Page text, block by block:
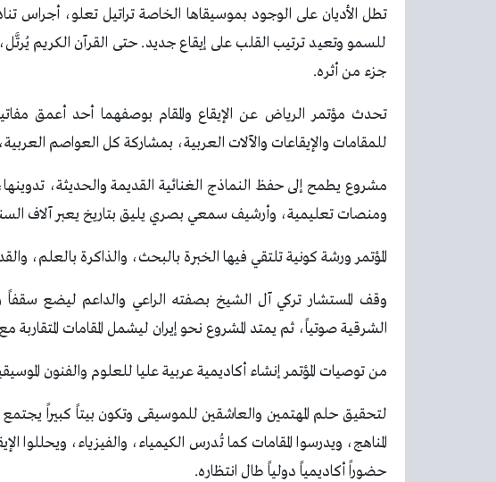
تطل الأديان على الوجود بموسيقاها الخاصة تراتيل تعلو، أجراس
للسمو وتعيد ترتيب القلب على إيقاع جديد. حتى القرآن الكريم
جزء من أثره.
تحدث مؤتمر الرياض عن الإيقاع والمقام بوصفهما أحد أعمق
للمقامات والإيقاعات والآلات العربية، بمشاركة كل العواصم
مشروع يطمح إلى حفظ النماذج الغنائية القديمة والحديثة،
ومنصات تعليمية، وأرشيف سمعي بصري يليق بتاريخ يعبر آلاف
المؤتمر ورشة كونية تلتقي فيها الخبرة بالبحث، والذاكرة بالعلم،
وقف المستشار تركي آل الشيخ بصفته الراعي والداعم ليضع سقفاً
الشرقية صوتياً، ثم يمتد المشروع نحو إيران ليشمل المقامات
من توصيات المؤتمر إنشاء أكاديمية عربية عليا للعلوم والفنون
لتحقيق حلم المهتمين والعاشقين للموسيقى وتكون بيتاً كبيراً يجتمع
المناهج، ويدرسوا المقامات كما تُدرس الكيمياء، والفيزياء، ويحللوا
حضوراً أكاديمياً دولياً طال انتظاره.